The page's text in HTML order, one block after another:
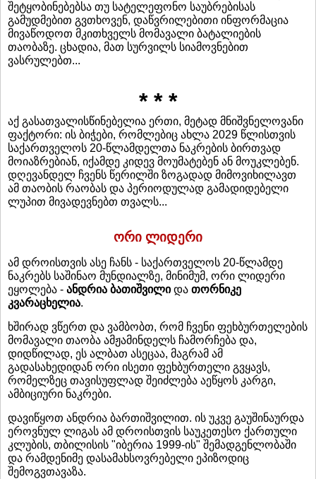
შეტყობინებებსა თუ სატელეფონო საუბრებისას
გამუდმებით გვთხოვენ, დაწვრილებითი ინფორმაცია
მივაწოდოთ მკითხველს მომავალი ბატალიების
თაობაზე. ცხადია, მათ სურვილს სიამოვნებით
ვასრულებთ...
* * *
აქ გასათვალისწინებელია ერთი, მეტად მნიშვნელოვანი
ფაქტორი: ის ბიჭები, რომლებიც ახლა 2029 წლისთვის
საქართველოს 20-წლამდელთა ნაკრების ბირთვად
მოიაზრებიან, იქამდე კიდევ მოუმატებენ ან მოუკლებენ.
დღევანდელ ჩვენს წერილში ზოგადად მიმოვიხილავთ
ამ თაობის რაობას და პერიოდულად გამადიდებელი
ლუპით მივადევნებთ თვალს...
ორი ლიდერი
ამ დროისთვის ასე ჩანს - საქართველოს 20-წლამდე
ნაკრებს საშინაო მუნდიალზე, მინიმუმ, ორი ლიდერი
ეყოლება - ანდრია ბათიშვილიდა თორნიკე
კვარაცხელია.
ხშირად ვწერთ და ვამბობთ, რომ ჩვენი ფეხბურთელების
მომავალი თაობა ამჟამინდელს ჩამორჩება და,
დიდწილად, ეს ალბათ ასეცაა, მაგრამ ამ
გადასახედიდან ორი ისეთი ფეხბურთელი გვყავს,
რომელზეც თავისუფლად შეიძლება აეწყოს კარგი,
ამბიციური ნაკრები.
დავიწყოთ ანდრია ბართიშვილით. ის უკვე გაუშინაურდა
ეროვნულ ლიგას ამ დროისთვის საუკეთესო ქართული
კლუბის, თბილისის "იბერია 1999-ის" შემადგენლობაში
და რამდენიმე დასამახსოვრებელი ეპიზოდიც
შემოგვთავაზა.